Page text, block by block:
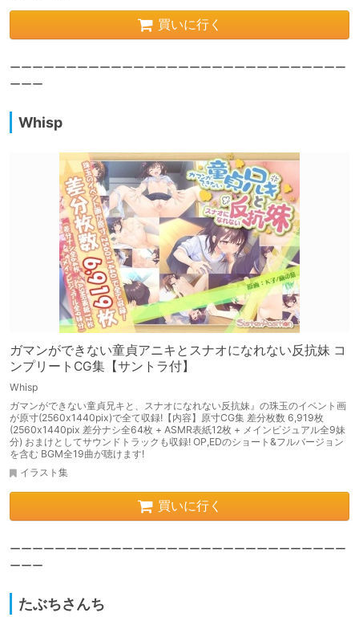
買いに行く
ーーーーーーーーーーーーーーーーーーーーーーーーーーーーーー
ーーー
Whisp
ガマンができない童貞アニキとスナオになれない反抗妹 コ
ンプリートCG集【サントラ付】
Whisp
ガマンができない童貞兄キと、スナオになれない反抗妹』の珠玉のイベント画
が原寸(2560x1440pix)で全て収録!【内容】原寸CG集 差分枚数 6,919枚
(2560x1440pix 差分ナシ全64枚 + ASMR表紙12枚 + メインビジュアル全9妹
分) おまけとしてサウンドトラックも収録! OP,EDのショート&フルバージョン
を含む BGM全19曲が聴けます!
イラスト集
買いに行く
ーーーーーーーーーーーーーーーーーーーーーーーーーーーーーー
ーーー
たぶちさんち